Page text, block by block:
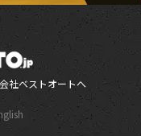
社ベストオートへ